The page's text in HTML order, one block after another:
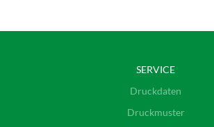
SERVICE
Druckdaten
Druckmuster